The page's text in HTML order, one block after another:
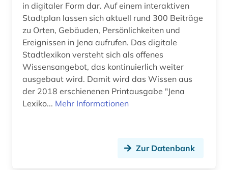
amerikanische geschichte (7)
amerikanische revolution (1)
amerikanischer bürgerkrieg (1)
amerikanistik (3)
amman (1)
Skandinavien (11)
Slowakei (20)
Slowenien (11)
Spanien (19)
Suedamerika (38)
in digitaler Form dar. Auf einem interaktiven
Stadtplan lassen sich aktuell rund 300 Beiträge
zu Orten, Gebäuden, Persönlichkeiten und
Ereignissen in Jena aufrufen. Das digitale
Stadtlexikon versteht sich als offenes
Wissensangebot, das kontinuierlich weiter
ausgebaut wird. Damit wird das Wissen aus
der 2018 erschienenen Printausgabe "Jena
Lexiko... Mehr Informationen
Zur Datenbank